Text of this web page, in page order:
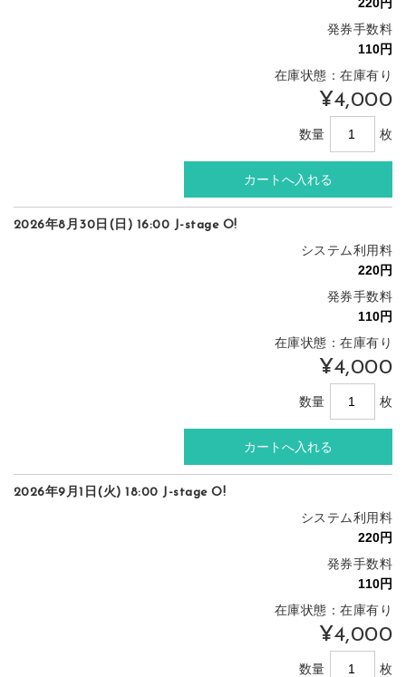
発券手数料
在庫状態：在庫有り
¥4,000
数量 枚
2026年8月30日(日) 16:00 J-stage O!
システム利用料
発券手数料
在庫状態：在庫有り
¥4,000
数量 枚
2026年9月1日(火) 18:00 J-stage O!
システム利用料
発券手数料
在庫状態：在庫有り
¥4,000
数量 枚